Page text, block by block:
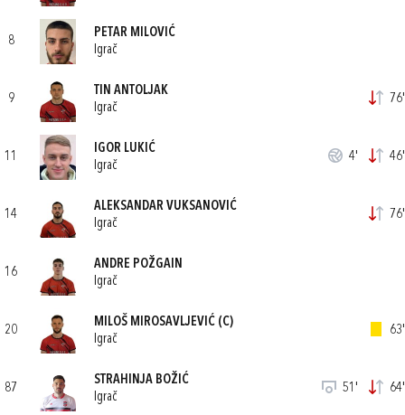
8
PETAR MILOVIĆ
Igrač
9
TIN ANTOLJAK
Igrač
76'
11
IGOR LUKIĆ
Igrač
4' 46'
14
ALEKSANDAR VUKSANOVIĆ
Igrač
76'
16
ANDRE POŽGAIN
Igrač
20
MILOŠ MIROSAVLJEVIĆ (C)
Igrač
63'
87
STRAHINJA BOŽIĆ
Igrač
51' 64'